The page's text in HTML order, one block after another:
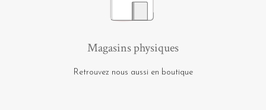
Magasins physiques
Retrouvez nous aussi en boutique